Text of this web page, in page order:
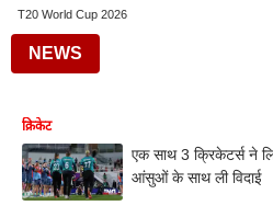
T20 World Cup 2026
NEWS
क्रिकेट
एक साथ 3 क्रिकेटर्स ने
आंसुओं के साथ ली विदाई